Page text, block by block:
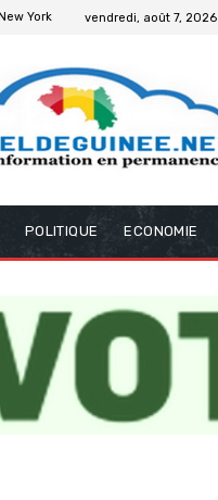
York vendredi, août 7, 2026
POLITIQUE ECONOMIE